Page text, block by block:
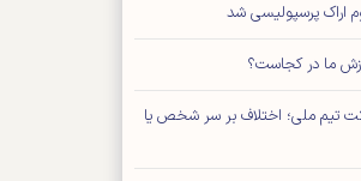
اراک پرسپولیسی شد
ما در کجاست؟
تیم ملی؛ اختلاف بر سر شخص یا